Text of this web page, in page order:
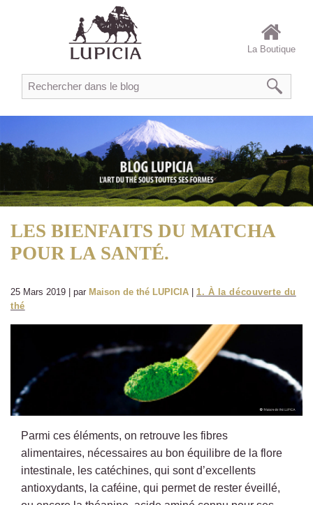
La Boutique
LES BIENFAITS DU MATCHA
POUR LA SANTÉ.
25 Mars 2019 | par Maison de thé LUPICIA
1. À la découverte du
thé
Parmi ces éléments, on retrouve les fibres
alimentaires, nécessaires au bon équilibre de la flore
intestinale, les catéchines, qui sont d’excellents
antioxydants, la caféine, qui permet de rester éveillé,